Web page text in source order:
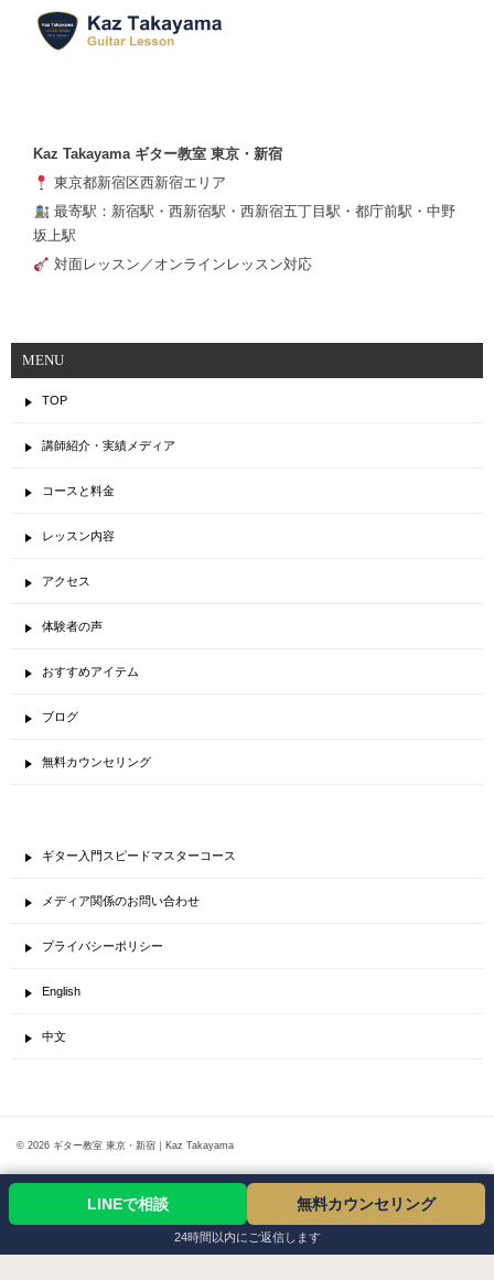
Kaz Takayama ギター教室 東京・新宿
東京都新宿区西新宿エリア
最寄駅：新宿駅・西新宿駅・西新宿五丁目駅・都庁前駅・中野
坂上駅
対面レッスン／オンラインレッスン対応
MENU
TOP
講師紹介・実績メディア
コースと料金
レッスン内容
アクセス
体験者の声
おすすめアイテム
ブログ
無料カウンセリング
ギター入門スピードマスターコース
メディア関係のお問い合わせ
プライバシーポリシー
English
中文
© 2026 ギター教室 東京・新宿｜Kaz Takayama
LINEで相談 無料カウンセリング
24時間以内にご返信します